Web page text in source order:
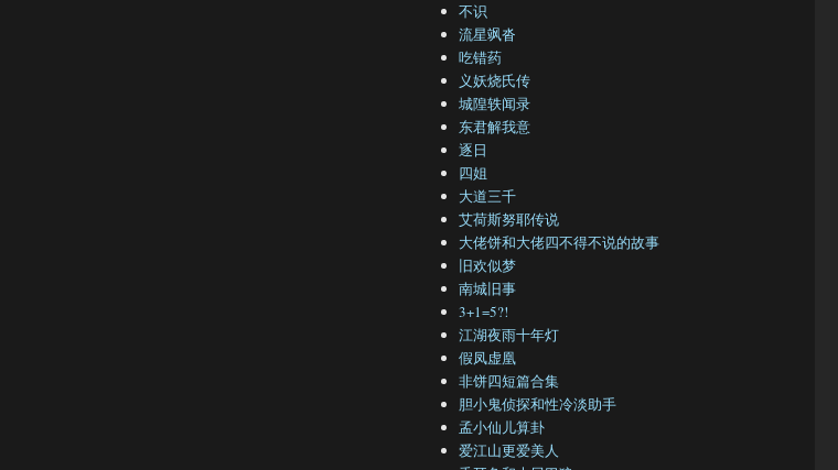
不识
流星飒沓
吃错药
义妖烧氏传
城隍轶闻录
东君解我意
逐日
四姐
大道三千
艾荷斯努耶传说
大佬饼和大佬四不得不说的故事
旧欢似梦
南城旧事
3+1=5?!
江湖夜雨十年灯
假凤虚凰
非饼四短篇合集
胆小鬼侦探和性冷淡助手
孟小仙儿算卦
爱江山更爱美人